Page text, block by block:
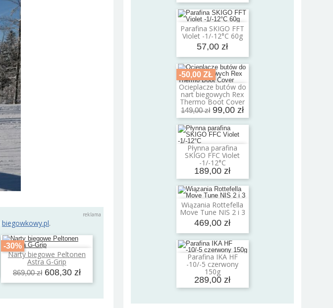
biegowkowy.pl.
-30%
Narty biegowe Peltonen
Astra G-Grip
869,00 zł 608,30 zł
Dodaj do koszyka
Parafina SKIGO FFT
Violet -1/-12°C 60g
57,00 zł
Dodaj do koszyka
-50,00 ZŁ
Ocieplacze butów do
nart biegowych Rex
Thermo Boot Cover
149,00 zł 99,00 zł
Dodaj do koszyka
Płynna parafina
SKIGO FFC Violet
-1/-12°C
189,00 zł
Dodaj do koszyka
Wiązania Rottefella
Move Tune NIS 2 i 3
469,00 zł
Dodaj do koszyka
Parafina IKA HF
-10/-5 czerwony
150g
289,00 zł
Dodaj do koszyka